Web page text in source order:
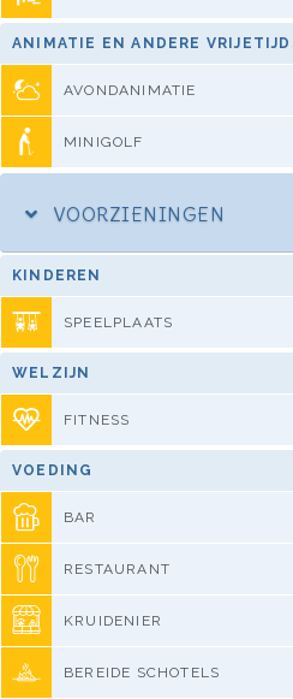
ANIMATIE EN ANDERE
AVONDANIMATIE
MINIGOLF
VOORZIENINGEN
KINDEREN
SPEELPLAATS
WELZIJN
FITNESS
VOEDING
BAR
RESTAURANT
KRUIDENIER
BEREIDE SCHOTELS